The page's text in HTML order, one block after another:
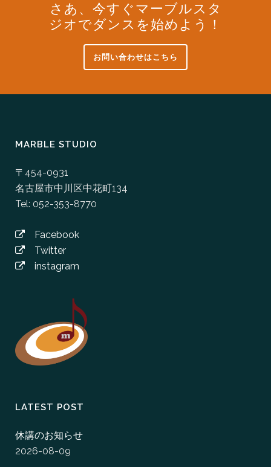
さあ、今すぐマーブルスタ
ジオでダンスを始めよう！
お問い合わせはこちら
MARBLE STUDIO
〒454-0931
名古屋市中川区中花町134
Tel: 052-353-8770
Facebook
Twitter
instagram
LATEST POST
休講のお知らせ
2026-08-09